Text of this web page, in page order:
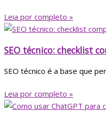
Leia por completo »
SEO técnico: checklist
SEO técnico é a base que
Leia por completo »